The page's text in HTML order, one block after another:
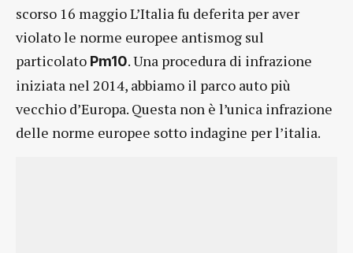
scorso 16 maggio L’Italia fu deferita per aver
violato le norme europee antismog sul
particolato Pm10. Una procedura di infrazione
iniziata nel 2014, abbiamo il parco auto più
vecchio d’Europa. Questa non è l’unica infrazione
delle norme europee sotto indagine per l’italia.